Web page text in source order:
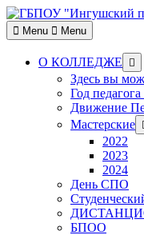
Skip
to
content
Menu Menu
О КОЛЛЕДЖЕ
sub
Здесь вы
Год
Движение
Мастерские
2022
2023
2024
День СПО
БПОО